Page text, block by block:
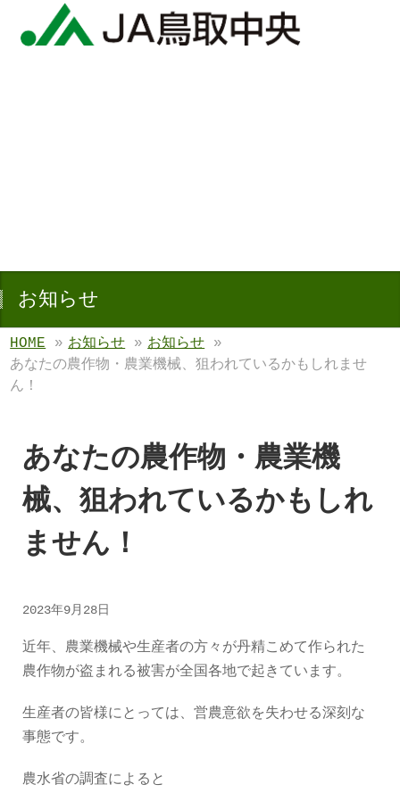
お知らせ
HOME » お知らせ » お知らせ »
あなたの農作物・農業機械、狙われているかもしれませ
ん！
あなたの農作物・農業機
械、狙われているかもしれ
ません！
2023年9月28日
近年、農業機械や生産者の方々が丹精こめて作られた
農作物が盗まれる被害が全国各地で起きています。
生産者の皆様にとっては、営農意欲を失わせる深刻な
事態です。
農水省の調査によると